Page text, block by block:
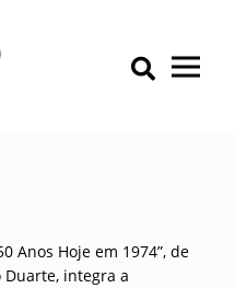
Primary Menu
Anos Hoje em 1974”, de
Duarte, integra a